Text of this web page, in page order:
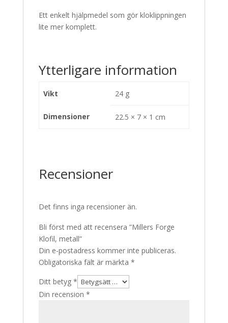
Ett enkelt hjälpmedel som gör kloklippningen
lite mer komplett.
Ytterligare information
Vikt 24 g
Dimensioner 22.5 × 7 × 1 cm
Recensioner
Det finns inga recensioner än.
Bli först med att recensera ”Millers Forge
Klofil, metall”
Din e-postadress kommer inte publiceras.
Obligatoriska fält är märkta *
Ditt betyg *
Din recension *